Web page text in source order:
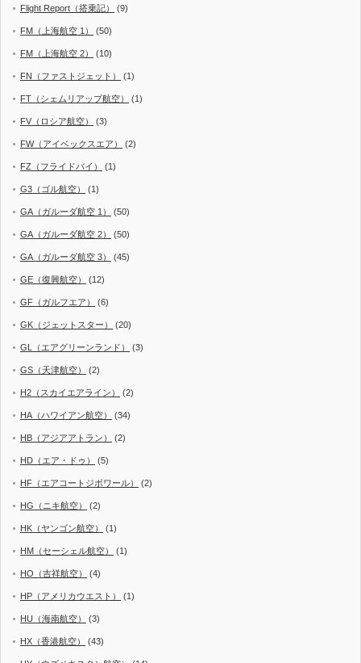
Flight Report（搭乗記） (9)
FM（上海航空 1） (50)
FM（上海航空 2） (10)
FN（ファストジェット） (1)
FT（シェムリアップ航空） (1)
FV（ロシア航空） (3)
FW（アイベックスエア） (2)
FZ（フライドバイ） (1)
G3（ゴル航空） (1)
GA（ガルーダ航空 1） (50)
GA（ガルーダ航空 2） (50)
GA（ガルーダ航空 3） (45)
GE（復興航空） (12)
GF（ガルフエア） (6)
GK（ジェットスター） (20)
GL（エアグリーンランド） (3)
GS（天津航空） (2)
H2（スカイエアライン） (2)
HA（ハワイアン航空） (34)
HB（アジアアトラン） (2)
HD（エア・ドゥ） (5)
HF（エアコートジボワール） (2)
HG（ニキ航空） (2)
HK（ヤンゴン航空） (1)
HM（セーシェル航空） (1)
HO（吉祥航空） (4)
HP（アメリカウエスト） (1)
HU（海南航空） (3)
HX（香港航空） (43)